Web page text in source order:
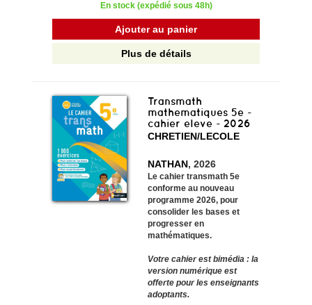
En stock (expédié sous 48h)
Ajouter au panier
Plus de détails
Transmath
mathematiques 5e -
cahier eleve - 2026
CHRETIEN/LECOLE
NATHAN, 2026
Le cahier transmath 5e
conforme au nouveau
programme 2026, pour
consolider les bases et
progresser en
mathématiques.
Votre cahier est bimédia : la
version numérique est
offerte pour les enseignants
adoptants.